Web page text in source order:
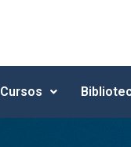
Cursos